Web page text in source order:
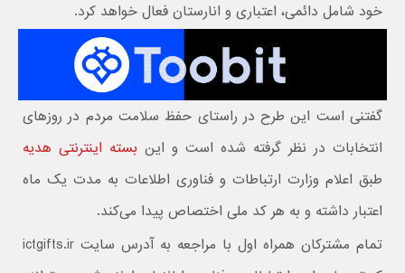
خود شامل دائمی، اعتباری و انارستان فعال خواهد کرد.
گفتنی است این طرح در راستای حفظ سلامت مردم در روزهای
انتخابات در نظر گرفته شده است و این بسته اینترنتی هدیه
طبق اعلام وزارت ارتباطات و فناوری اطلاعات به مدت یک ماه
اعتبار داشته و به هر کد ملی اختصاص پیدا می‌کند.
تمام مشترکان همراه اول با مراجعه به آدرس سایت ictgifts.ir